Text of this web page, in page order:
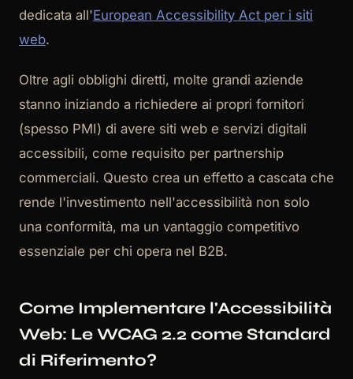
dedicata all'European Accessibility Act per i siti
web.
Oltre agli obblighi diretti, molte grandi aziende
stanno iniziando a richiedere ai propri fornitori
(spesso PMI) di avere siti web e servizi digitali
accessibili, come requisito per partnership
commerciali. Questo crea un effetto a cascata che
rende l'investimento nell'accessibilità non solo
una conformità, ma un vantaggio competitivo
essenziale per chi opera nel B2B.
Come Implementare l'Accessibilità
Web: Le WCAG 2.2 come Standard
di Riferimento?